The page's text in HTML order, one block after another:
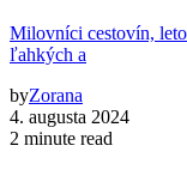
Milovníci cestovín,
ľahkých a
byZorana
4. augusta 2024
2 minute read